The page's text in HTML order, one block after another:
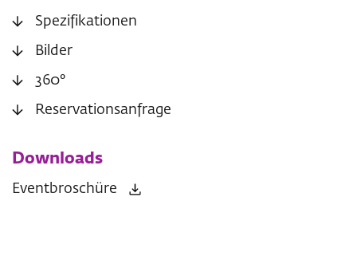
Spezifikationen
Bilder
360°
Reservationsanfrage
Downloads
Eventbroschüre